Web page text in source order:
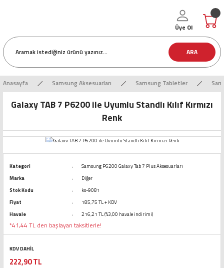
ARA
Üye Ol
Anasayfa Samsung Aksesuarları Samsung Tabletler
Galaxy TAB 7 P6200 ile Uyumlu Standlı Kılıf Kırmızı
Renk
Kategori
Samsung P6200 Galaxy Tab 7 Plus Aksesuarları
Marka
Diğer
Stok Kodu
ks-9081
Fiyat
185,75 TL + KDV
Havale
216,21 TL (%3,00 havale indirimi)
*41,44 TL den başlayan taksitlerle!
KDV DAHİL
222,90 TL